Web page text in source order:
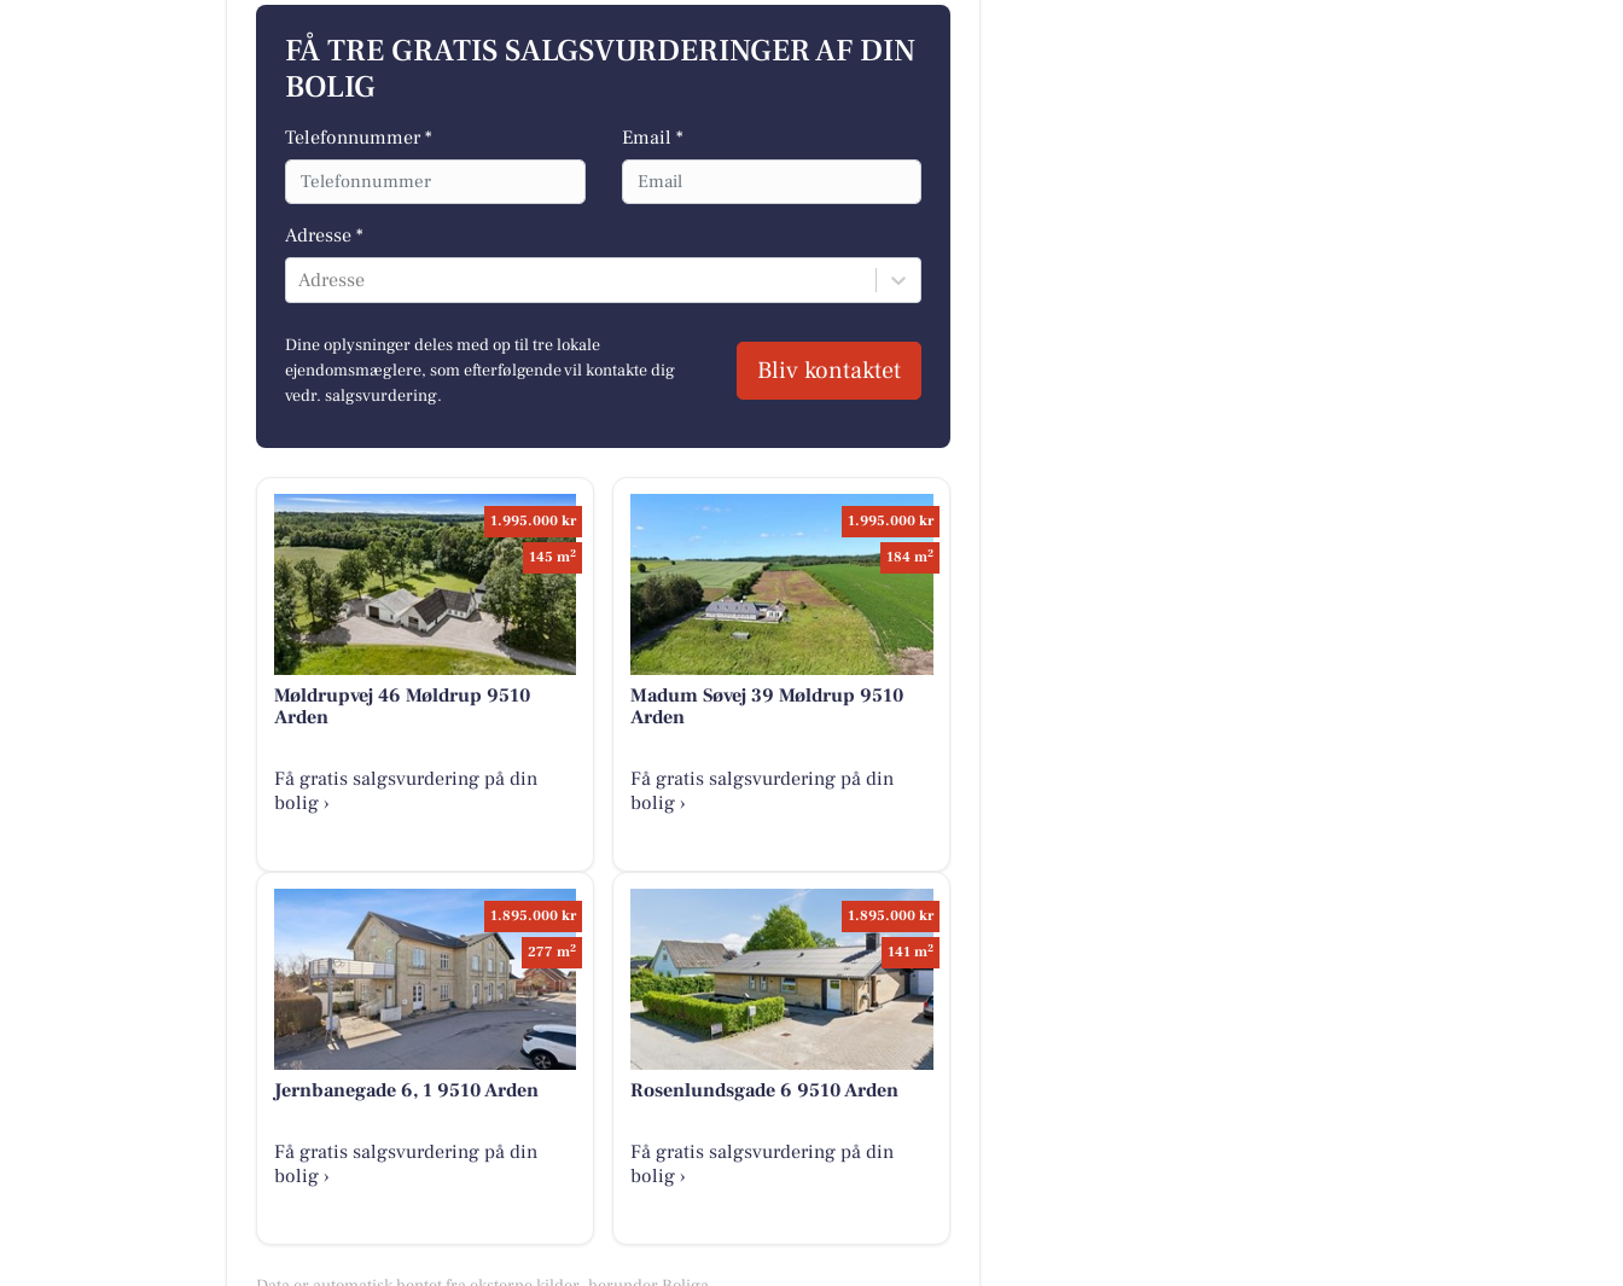
FÅ TRE GRATIS SALGSVURDERINGER AF DIN
BOLIG
Telefonnummer * Email *
Adresse *
Adresse
Dine oplysninger deles med op til tre lokale
ejendomsmæglere, som efterfølgende vil kontakte dig
vedr. salgsvurdering.
Bliv kontaktet
1.995.000 kr
145 m2
Møldrupvej 46 Møldrup 9510
Arden
Få gratis salgsvurdering på din
bolig ›
1.995.000 kr
184 m2
Madum Søvej 39 Møldrup 9510
Arden
Få gratis salgsvurdering på din
bolig ›
1.895.000 kr
277 m2
Jernbanegade 6, 1 9510 Arden
Få gratis salgsvurdering på din
bolig ›
1.895.000 kr
141 m2
Rosenlundsgade 6 9510 Arden
Få gratis salgsvurdering på din
bolig ›